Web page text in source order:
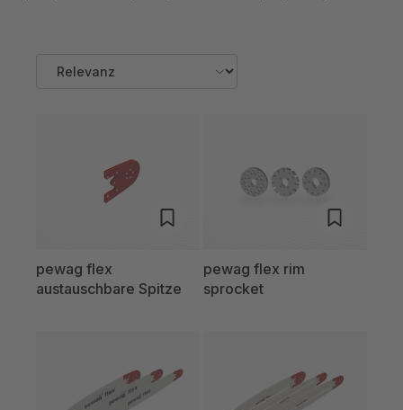
pewag flex
austauschbare Spitze
pewag flex rim
sprocket